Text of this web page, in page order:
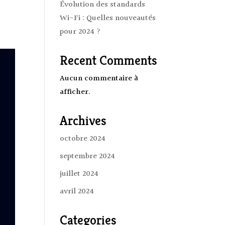
Évolution des standards
Wi-Fi : Quelles nouveautés
pour 2024 ?
Recent Comments
Aucun commentaire à
afficher.
Archives
octobre 2024
septembre 2024
juillet 2024
avril 2024
Categories